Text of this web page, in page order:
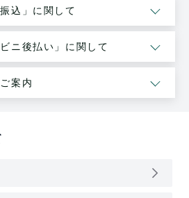
込」に関して
ニ後払い」に関して
案内
arrow_forward_ios